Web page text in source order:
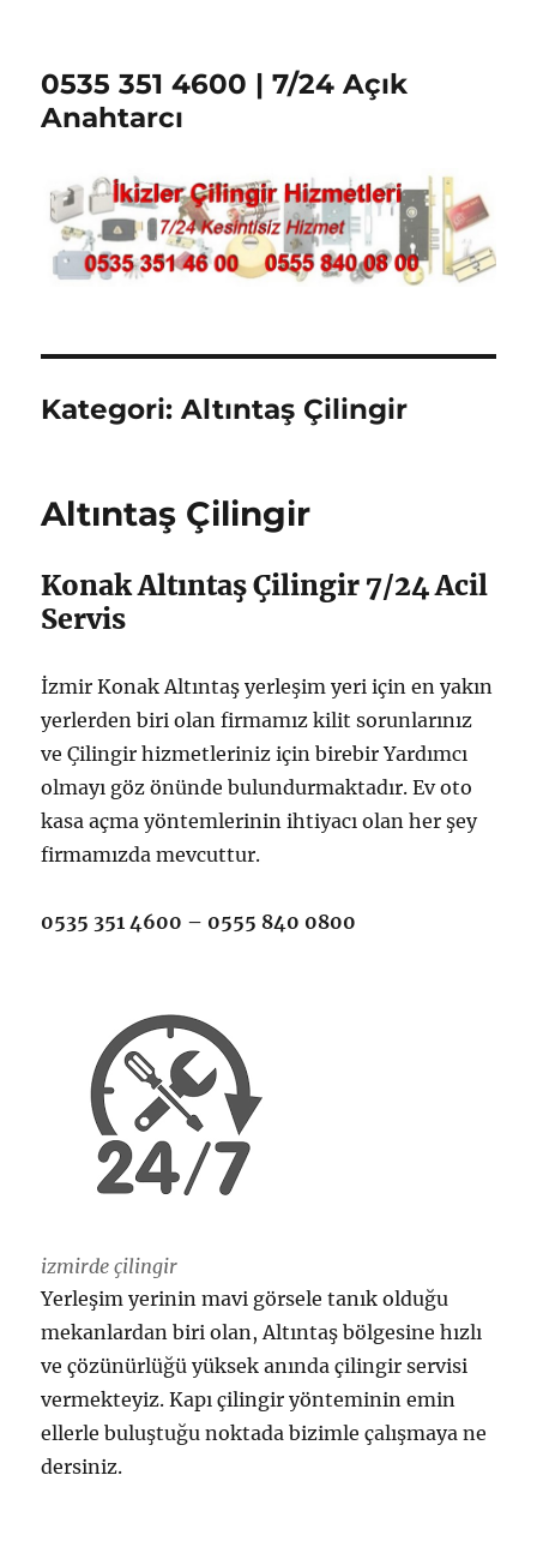
0535 351 4600 | 7/24 Açık
Anahtarcı
Kategori:Altıntaş Çilingir
Altıntaş Çilingir
Konak Altıntaş Çilingir 7/24 Acil
Servis
İzmir Konak Altıntaş yerleşim yeri için en yakın
yerlerden biri olan firmamız kilit sorunlarınız
ve Çilingir hizmetleriniz için birebir Yardımcı
olmayı göz önünde bulundurmaktadır. Ev oto
kasa açma yöntemlerinin ihtiyacı olan her şey
firmamızda mevcuttur.
0535 351 4600 – 0555 840 0800
izmirde çilingir
Yerleşim yerinin mavi görsele tanık olduğu
mekanlardan biri olan, Altıntaş bölgesine hızlı
ve çözünürlüğü yüksek anında çilingir servisi
vermekteyiz. Kapı çilingir yönteminin emin
ellerle buluştuğu noktada bizimle çalışmaya ne
dersiniz.